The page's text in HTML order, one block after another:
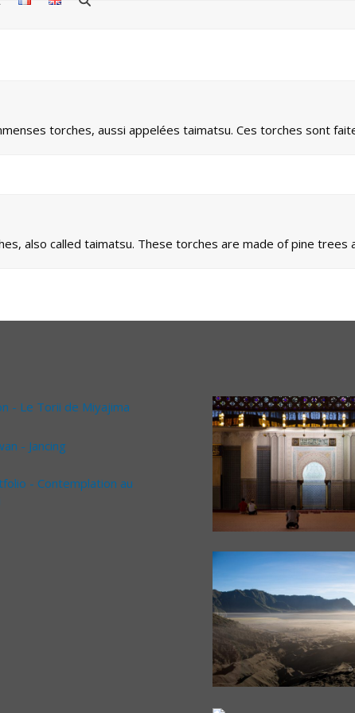
torches, aussi appelées taimatsu. Ces torches sont
also called taimatsu. These torches are made of pine trees